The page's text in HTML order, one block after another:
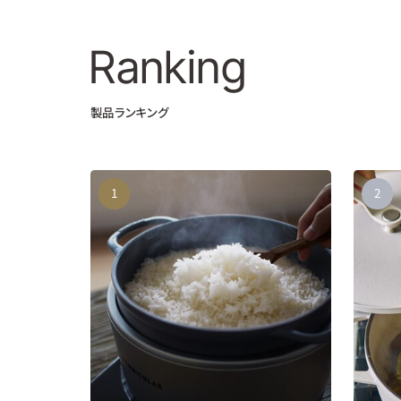
Ranking
製品ランキング
1 2